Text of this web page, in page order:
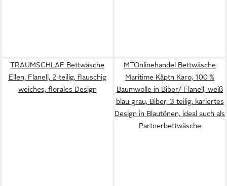
TRAUMSCHLAF Bettwäsche
Ellen, Flanell, 2 teilig, flauschig
weiches, florales Design
MTOnlinehandel Bettwäsche
Maritime Käptn Karo, 100 %
Baumwolle in Biber/ Flanell, weiß
blau grau, Biber, 3 teilig, kariertes
Design in Blautönen, ideal auch als
Partnerbettwäsche